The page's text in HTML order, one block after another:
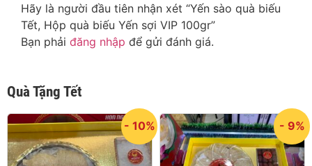
Hãy là người đầu tiên nhận xét “Yến sào quà biếu
Tết, Hộp quà biếu Yến sợi VIP 100gr”
Bạn phải đăng nhập để gửi đánh giá.
Quà Tặng Tết
- 10% - 9%